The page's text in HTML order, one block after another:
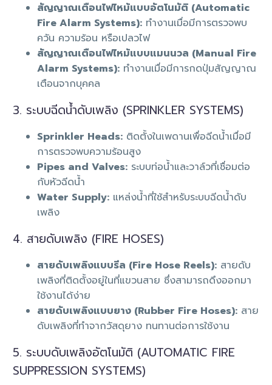
สัญญาณเตือนไฟไหม้แบบอัตโนมัติ (Automatic
Fire Alarm Systems): ทำงานเมื่อมีการตรวจพบ
ควัน ความร้อน หรือเปลวไฟ
สัญญาณเตือนไฟไหม้แบบแมนนวล (Manual Fire
Alarm Systems): ทำงานเมื่อมีการกดปุ่มสัญญาณ
เตือนจากบุคคล
3. ระบบฉีดน้ำดับเพลิง (SPRINKLER SYSTEMS)
Sprinkler Heads: ติดตั้งในเพดานเพื่อฉีดน้ำเมื่อมี
การตรวจพบความร้อนสูง
Pipes and Valves: ระบบท่อน้ำและวาล์วที่เชื่อมต่อ
กับหัวฉีดน้ำ
Water Supply: แหล่งน้ำที่ใช้สำหรับระบบฉีดน้ำดับ
เพลิง
4. สายดับเพลิง (FIRE HOSES)
สายดับเพลิงแบบรีล (Fire Hose Reels): สายดับ
เพลิงที่ติดตั้งอยู่ในที่แขวนสาย ซึ่งสามารถดึงออกมา
ใช้งานได้ง่าย
สายดับเพลิงแบบยาง (Rubber Fire Hoses): สาย
ดับเพลิงที่ทำจากวัสดุยาง ทนทานต่อการใช้งาน
5. ระบบดับเพลิงอัตโนมัติ (AUTOMATIC FIRE
SUPPRESSION SYSTEMS)